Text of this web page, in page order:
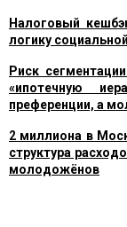
Налоговый
логику
Риск
«ипотечную
преференции, а
2 миллиона в
структура
молодожёнов